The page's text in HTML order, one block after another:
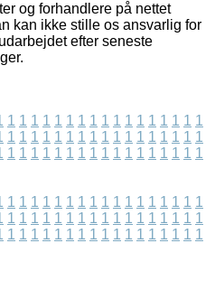
og forhandlere på nettet
kan ikke stille os ansvarlig for
efter seneste
1 1 1 1 1 1 1 1 1 1 1 1 1 1 1 1 1
1 1 1 1 1 1 1 1 1 1 1 1 1 1 1 1 1
1 1 1 1 1 1 1 1 1 1 1 1 1 1 1 1 1
1 1 1 1 1 1 1 1 1 1 1 1 1 1 1 1 1
1 1 1 1 1 1 1 1 1 1 1 1 1 1 1 1 1
1 1 1 1 1 1 1 1 1 1 1 1 1 1 1 1 1